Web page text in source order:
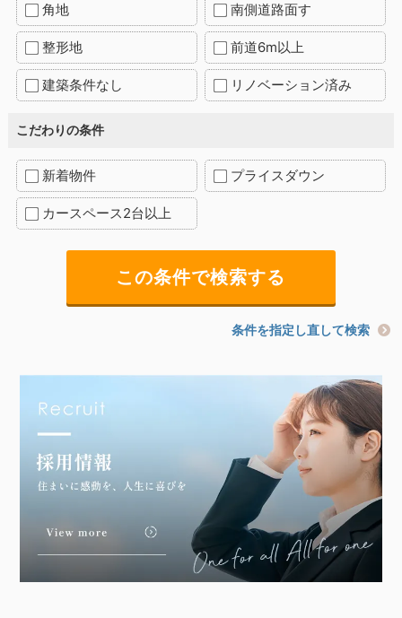
角地 南側道路面す
整形地 前道6m以上
建築条件なし リノベーション済み
こだわりの条件
新着物件 プライスダウン
カースペース2台以上
条件を指定し直して検索